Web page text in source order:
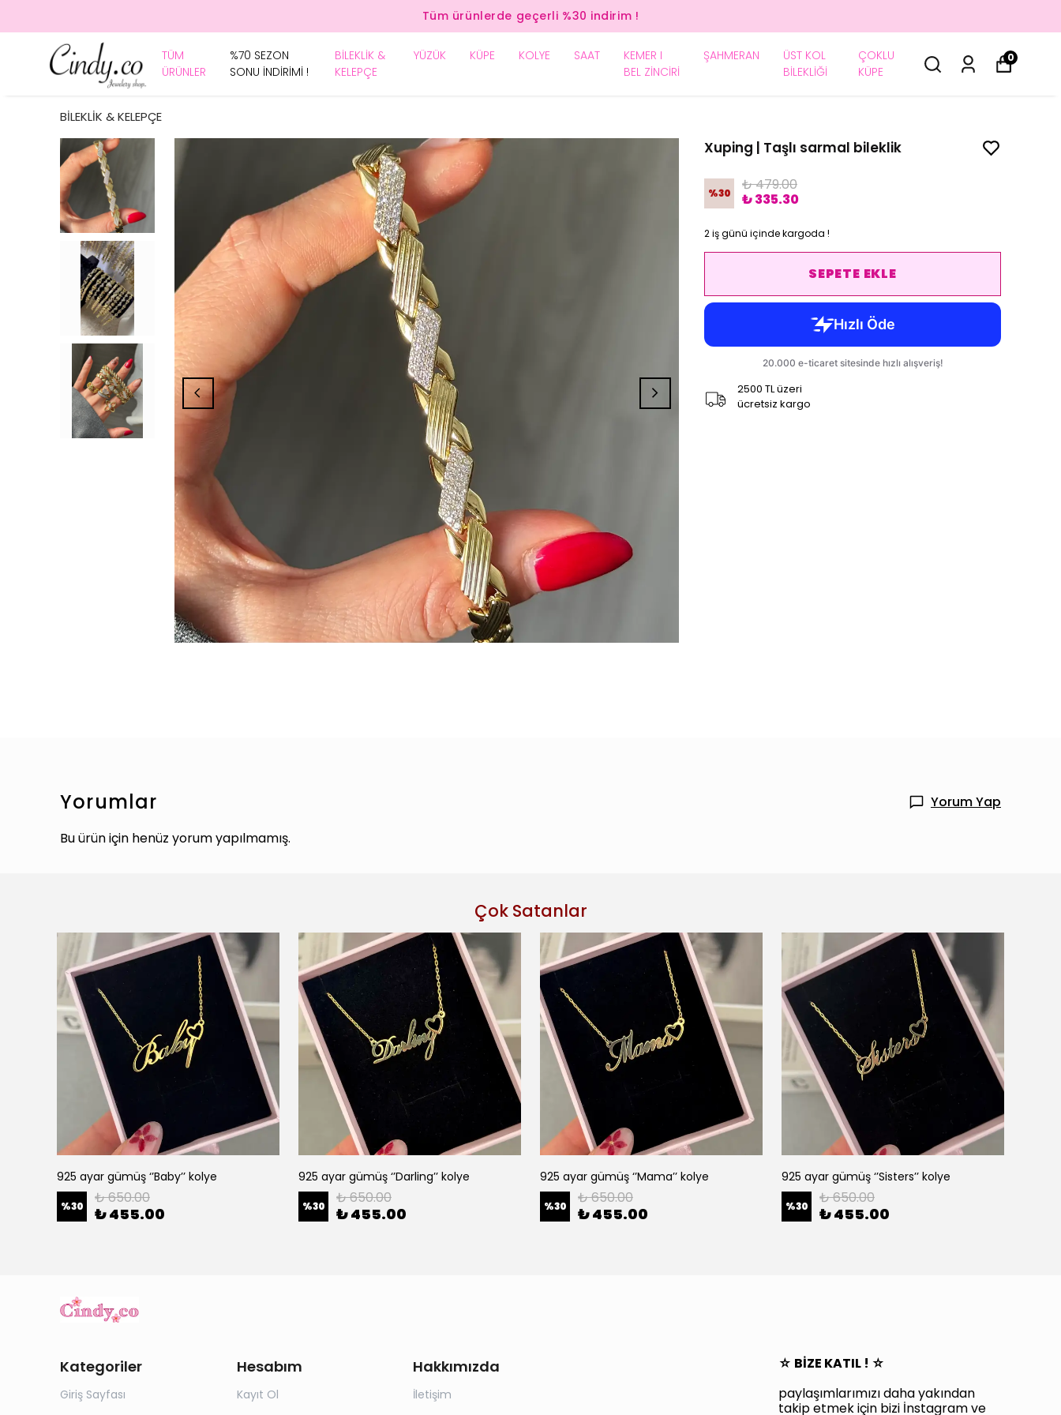
Tüm ürünlerde geçerli %30 indirim !
TÜM
ÜRÜNLER
%70 SEZON
SONU İNDİRİMİ !
BİLEKLİK &
KELEPÇE
YÜZÜK KÜPE KOLYE SAAT
KEMER I
BEL ZİNCİRİ
ŞAHMERAN
ÜST KOL
BİLEKLİĞİ
ÇOKLU
KÜPE
0
BİLEKLİK & KELEPÇE
Xuping | Taşlı sarmal bileklik
%30
₺ 479.00
₺ 335.30
2 iş günü içinde kargoda !
SEPETE EKLE
2500 TL üzeri
ücretsiz kargo
Yorumlar
Yorum Yap
Bu ürün için henüz yorum yapılmamış.
Çok Satanlar
925 ayar gümüş ‘’Baby’’ kolye
%30 ₺ 650.00
₺ 455.00
925 ayar gümüş ‘’Darling’’ kolye
%30 ₺ 650.00
₺ 455.00
925 ayar gümüş ‘’Mama’’ kolye
%30 ₺ 650.00
₺ 455.00
925 ayar gümüş ‘’Sisters’’ kolye
%30 ₺ 650.00
₺ 455.00
Kategoriler
Giriş Sayfası
Hesabım
Kayıt Ol
Hakkımızda
İletişim
☆ BİZE KATIL ! ☆
paylaşımlarımızı daha yakından
takip etmek için bizi İnstagram ve